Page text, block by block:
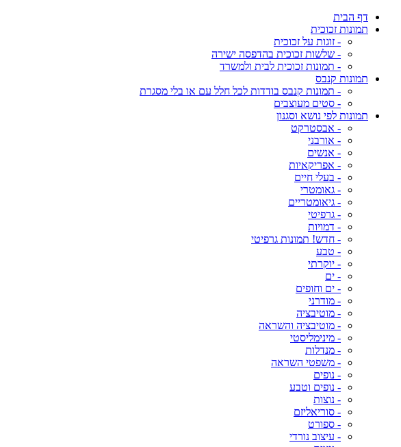
דף הבית
תמונות זכוכית
- זוגות על זכוכית
- שלשות זכוכית בהדפסה ישירה
- תמונות זכוכית לבית ולמשרד
תמונות קנבס
- תמונות קנבס בודדות לכל חלל עם או בלי מסגרת
- סטים מעוצבים
תמונות לפי נושא וסגנון
- אבסטרקט
- אורבני
- אנשים
- אפריקאיות
- בעלי חיים
- גאומטרי
- גיאומטריים
- גרפיטי
- דמויות
- חדש! תמונות גרפיטי
- טבע
- יוקרתי
- ים
- ים וחופים
- מודרני
- מוטיבציה
- מוטיבציה והשראה
- מינימליסטי
- מנדלות
- משפטי השראה
- נופים
- נופים וטבע
- נוצות
- סוריאליזם
- ספורט
- עיצוב נורדי